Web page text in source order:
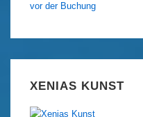
vor der Buchung
XENIAS KUNST